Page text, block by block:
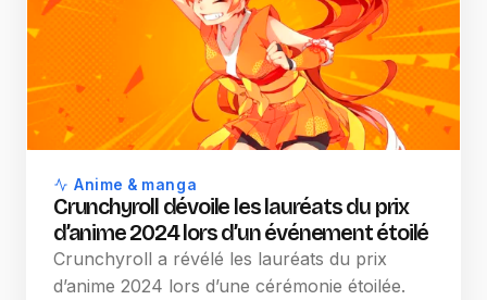
Anime & manga
Crunchyroll dévoile les lauréats du prix
d’anime 2024 lors d’un événement étoilé
Crunchyroll a révélé les lauréats du prix
d’anime 2024 lors d’une cérémonie étoilée.